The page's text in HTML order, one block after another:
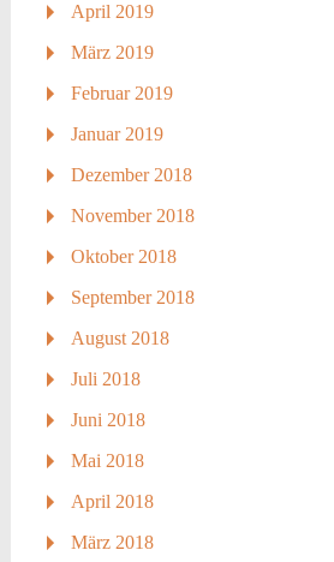
April 2019
März 2019
Februar 2019
Januar 2019
Dezember 2018
November 2018
Oktober 2018
September 2018
August 2018
Juli 2018
Juni 2018
Mai 2018
April 2018
März 2018